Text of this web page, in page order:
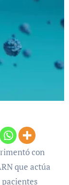
que actúa